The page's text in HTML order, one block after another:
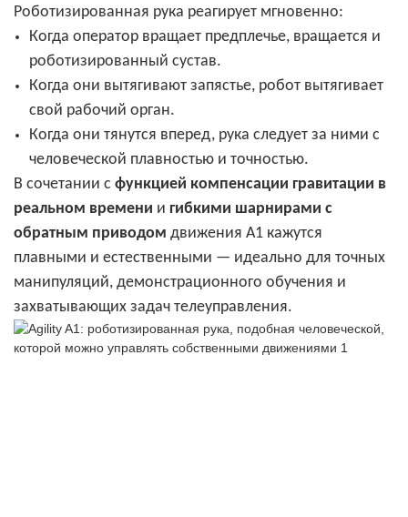
Роботизированная рука реагирует мгновенно:
Когда оператор вращает предплечье, вращается и
роботизированный сустав.
Когда они вытягивают запястье, робот вытягивает
свой рабочий орган.
Когда они тянутся вперед, рука следует за ними с
человеческой плавностью и точностью.
В сочетании с функцией компенсации гравитации в
реальном времени и гибкими шарнирами с
обратным приводом движения A1 кажутся
плавными и естественными — идеально для точных
манипуляций, демонстрационного обучения и
захватывающих задач телеуправления.